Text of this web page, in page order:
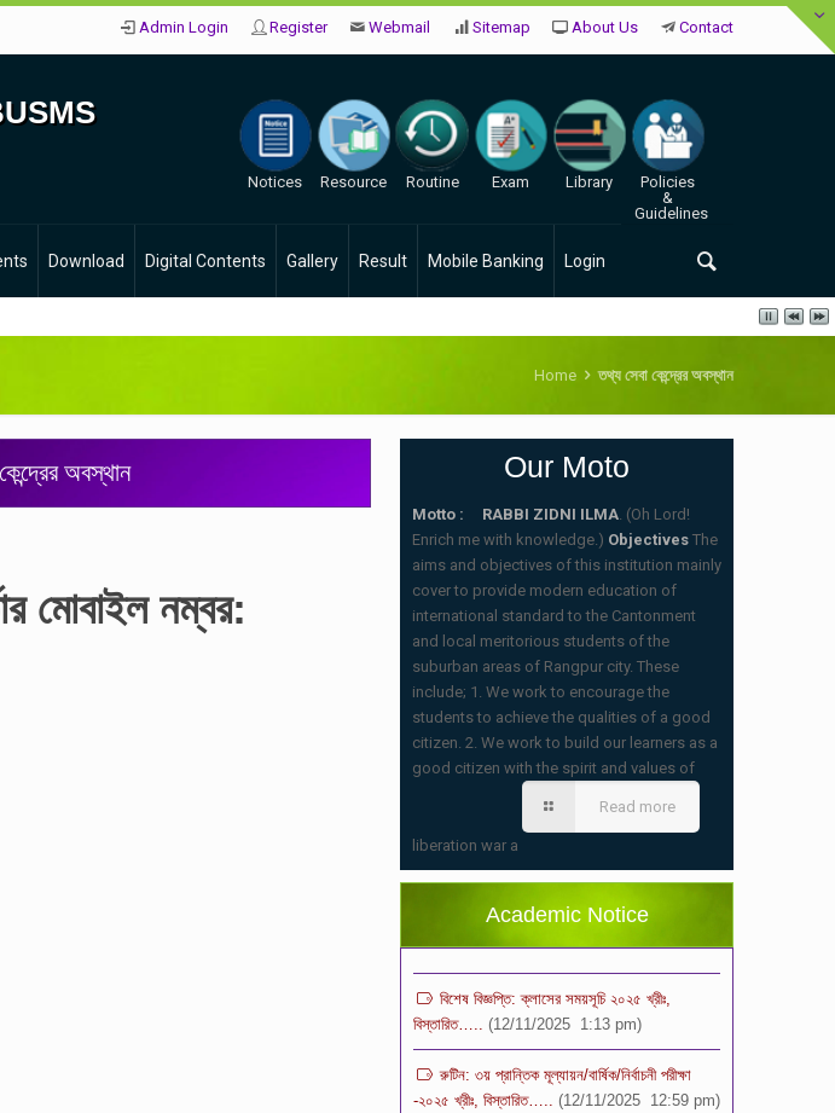
Admin Login Register Webmail Sitemap About Us Contact
Download Digital Contents Gallery Result Mobile Banking Login
Notices Resource Routine Exam Library
Policies
&
Guidelines
Home তথ্য সেবা কেন্দ্রের অবস্থান
অবস্থান
মোবাইল নম্বর:
Our Moto
Motto : RABBI ZIDNI ILMA. (Oh Lord!
Enrich me with knowledge.) Objectives The
aims and objectives of this institution mainly
cover to provide modern education of
international standard to the Cantonment
and local meritorious students of the
suburban areas of Rangpur city. These
include; 1. We work to encourage the
students to achieve the qualities of a good
citizen. 2. We work to build our learners as a
good citizen with the spirit and values of
liberation war a
Read more
Academic Notice
স্কুলের ছুটির তালিকা ও বর্ষপঞ্জি – ২০২৬
(20/07/2026 2:14 pm)
শ্রেণি পযর্ন্ত ফরম বিতরন চলছে… বিস্তারিত
(11/12/2025 2:38 pm)
বিস্তারিত….. (12/11/2025 1:13 pm)
-২০২৫ খ্রীঃ, বিস্তারিত…..
(12/11/2025 12:59 pm)